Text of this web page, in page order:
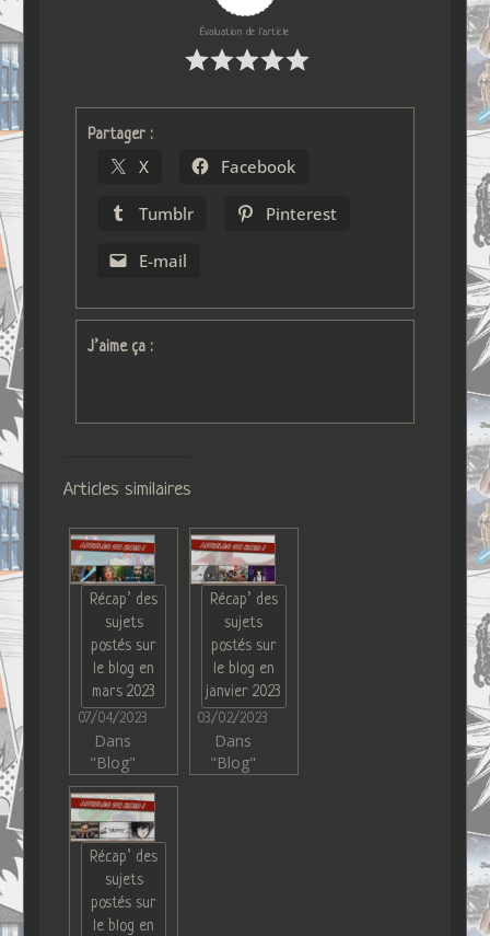
Évaluation de l'article
Partager :
X Facebook
Tumblr Pinterest
E-mail
J’aime ça :
Articles similaires
Récap’ des
sujets
postés sur
le blog en
mars 2023
07/04/2023
Dans
"Blog"
Récap’ des
sujets
postés sur
le blog en
janvier 2023
03/02/2023
Dans
"Blog"
Récap’ des
sujets
postés sur
le blog en